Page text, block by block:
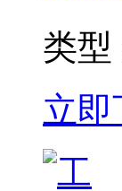
类型
立即